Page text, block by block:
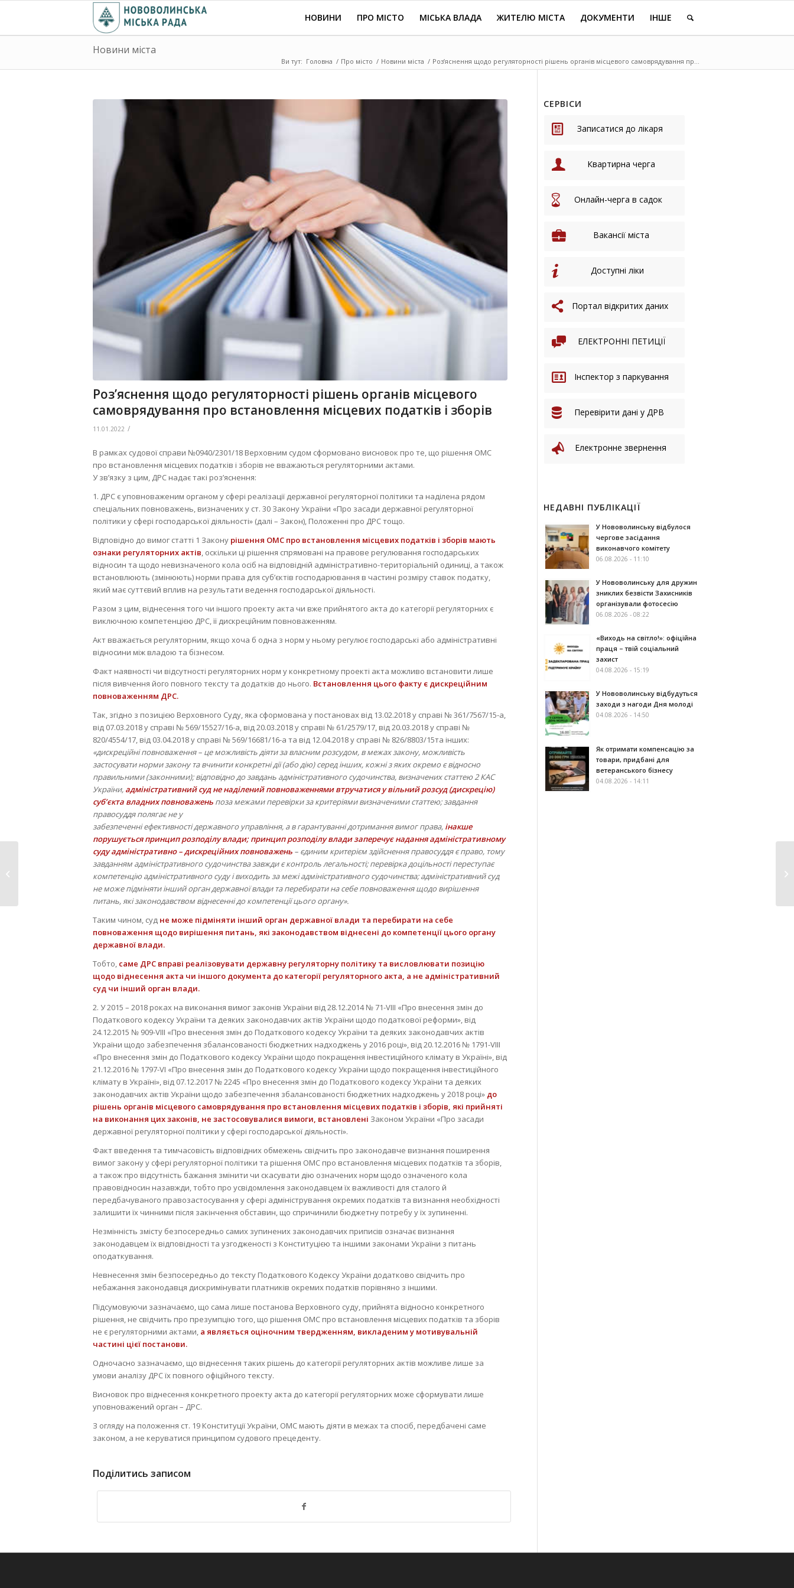
НОВИНИ ПРО МІСТО МІСЬКА ВЛАДА ЖИТЕЛЮ МІСТА ДОКУМЕНТИ ІНШЕ
Новини міста
Ви тут: Головна / Про місто / Новини міста / Роз’яснення щодо регуляторності рішень органів місцевого самоврядування пр...
Роз’яснення щодо регуляторності рішень органів місцевого
самоврядування про встановлення місцевих податків і зборів
11.01.2022 /
В рамках судової справи №0940/2301/18 Верховним судом сформовано висновок про те, що рішення ОМС
про встановлення місцевих податків і зборів не вважаються регуляторними актами.
У зв’язку з цим, ДРС надає такі роз’яснення:
1. ДРС є уповноваженим органом у сфері реалізації державної регуляторної політики та наділена рядом
спеціальних повноважень, визначених у ст. 30 Закону України «Про засади державної регуляторної
політики у сфері господарської діяльності» (далі – Закон), Положенні про ДРС тощо.
Відповідно до вимог статті 1 Закону рішення ОМС про встановлення місцевих податків і зборів мають
ознаки регуляторних актів, оскільки ці рішення спрямовані на правове регулювання господарських
відносин та щодо невизначеного кола осіб на відповідній адміністративно-територіальній одиниці, а також
встановлюють (змінюють) норми права для суб’єктів господарювання в частині розміру ставок податку,
який має суттєвий вплив на результати ведення господарської діяльності.
Разом з цим, віднесення того чи іншого проекту акта чи вже прийнятого акта до категорії регуляторних є
виключною компетенцією ДРС, її дискреційним повноваженням.
Акт вважається регуляторним, якщо хоча б одна з норм у ньому регулює господарські або адміністративні
відносини між владою та бізнесом.
Факт наявності чи відсутності регуляторних норм у конкретному проекті акта можливо встановити лише
після вивчення його повного тексту та додатків до нього. Встановлення цього факту є дискреційним
повноваженням ДРС.
Так, згідно з позицією Верховного Суду, яка сформована у постановах від 13.02.2018 у справі № 361/7567/15-а,
від 07.03.2018 у справі № 569/15527/16-а, від 20.03.2018 у справі № 61/2579/17, від 20.03.2018 у справі №
820/4554/17, від 03.04.2018 у справі № 569/16681/16-а та від 12.04.2018 у справі № 826/8803/15та інших:
«дискреційні повноваження – це можливість діяти за власним розсудом, в межах закону, можливість
застосувати норми закону та вчинити конкретні дії (або дію) серед інших, кожні з яких окремо є відносно
правильними (законними); відповідно до завдань адміністративного судочинства, визначених статтею 2 КАС
України, адміністративний суд не наділений повноваженнями втручатися у вільний розсуд (дискрецію)
суб’єкта владних повноважень поза межами перевірки за критеріями визначеними статтею; завдання
правосуддя полягає не у
забезпеченні ефективності державного управління, а в гарантуванні дотримання вимог права, інакше
порушується принцип розподілу влади; принцип розподілу влади заперечує надання адміністративному
суду адміністративно – дискреційних повноважень – єдиним критерієм здійснення правосуддя є право, тому
завданням адміністративного судочинства завжди є контроль легальності; перевірка доцільності переступає
компетенцію адміністративного суду і виходить за межі адміністративного судочинства; адміністративний суд
не може підміняти інший орган державної влади та перебирати на себе повноваження щодо вирішення
питань, які законодавством віднесенні до компетенції цього органу».
Таким чином, суд не може підміняти інший орган державної влади та перебирати на себе
повноваження щодо вирішення питань, які законодавством віднесені до компетенції цього органу
державної влади.
Тобто, саме ДРС вправі реалізовувати державну регуляторну політику та висловлювати позицію
щодо віднесення акта чи іншого документа до категорії регуляторного акта, а не адміністративний
суд чи інший орган влади.
2. У 2015 – 2018 роках на виконання вимог законів України від 28.12.2014 № 71-VIII «Про внесення змін до
Податкового кодексу України та деяких законодавчих актів України щодо податкової реформи», від
24.12.2015 № 909-VIII «Про внесення змін до Податкового кодексу України та деяких законодавчих актів
України щодо забезпечення збалансованості бюджетних надходжень у 2016 році», від 20.12.2016 № 1791-VIII
«Про внесення змін до Податкового кодексу України щодо покращення інвестиційного клімату в Україні», від
21.12.2016 № 1797-VI «Про внесення змін до Податкового кодексу України щодо покращення інвестиційного
клімату в Україні», від 07.12.2017 № 2245 «Про внесення змін до Податкового кодексу України та деяких
законодавчих актів України щодо забезпечення збалансованості бюджетних надходжень у 2018 році» до
рішень органів місцевого самоврядування про встановлення місцевих податків і зборів, які прийняті
на виконання цих законів, не застосовувалися вимоги, встановлені Законом України «Про засади
державної регуляторної політики у сфері господарської діяльності».
Факт введення та тимчасовість відповідних обмежень свідчить про законодавче визнання поширення
вимог закону у сфері регуляторної політики та рішення ОМС про встановлення місцевих податків та зборів,
а також про відсутність бажання змінити чи скасувати дію означених норм щодо означеного кола
правовідносин назавжди, тобто про усвідомлення законодавцем їх важливості для сталого й
передбачуваного правозастосування у сфері адміністрування окремих податків та визнання необхідності
залишити їх чинними після закінчення обставин, що спричинили бюджетну потребу у їх зупиненні.
Незмінність змісту безпосередньо самих зупинених законодавчих приписів означає визнання
законодавцем їх відповідності та узгодженості з Конституцією та іншими законами України з питань
оподаткування.
Невнесення змін безпосередньо до тексту Податкового Кодексу України додатково свідчить про
небажання законодавця дискримінувати платників окремих податків порівняно з іншими.
Підсумовуючи зазначаємо, що сама лише постанова Верховного суду, прийнята відносно конкретного
рішення, не свідчить про презумпцію того, що рішення ОМС про встановлення місцевих податків та зборів
не є регуляторними актами, а являється оціночним твердженням, викладеним у мотивувальній
частині цієї постанови.
Одночасно зазначаємо, що віднесення таких рішень до категорії регуляторних актів можливе лише за
умови аналізу ДРС їх повного офіційного тексту.
Висновок про віднесення конкретного проекту акта до категорії регуляторних може сформувати лише
уповноважений орган – ДРС.
З огляду на положення ст. 19 Конституції України, ОМС мають діяти в межах та спосіб, передбачені саме
законом, а не керуватися принципом судового прецеденту.
Поділитись записом
СЕРВІСИ
Записатися до лікаря
Квартирна черга
Онлайн-черга в садок
Вакансії міста
Доступні ліки
Портал відкритих даних
ЕЛЕКТРОННІ ПЕТИЦІЇ
Інспектор з паркування
Перевірити дані у ДРВ
Електронне звернення
НЕДАВНІ ПУБЛІКАЦІЇ
У Нововолинську відбулося
чергове засідання
виконавчого комітету
06.08.2026 - 11:10
У Нововолинську для дружин
зниклих безвісти Захисників
організували фотосесію
06.08.2026 - 08:22
«Виходь на світло!»: офіційна
праця – твій соціальний
захист
04.08.2026 - 15:19
У Нововолинську відбудуться
заходи з нагоди Дня молоді
04.08.2026 - 14:50
Як отримати компенсацію за
товари, придбані для
ветеранського бізнесу
04.08.2026 - 14:11
Основні показники в роботі
управління соціального...